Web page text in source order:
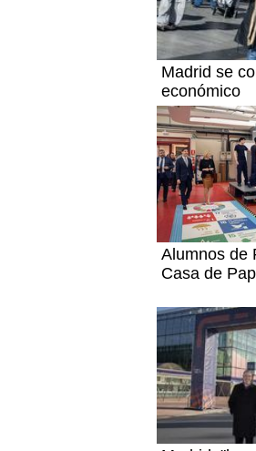
Madrid se
económico
Alumnos de
Casa de